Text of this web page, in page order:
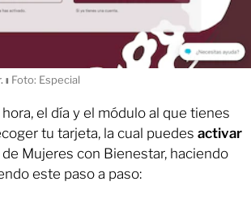
ı Foto: Especial
el día y el módulo al que tienes
tu tarjeta, la cual puedes activar
Mujeres con Bienestar, haciendo
este paso a paso: